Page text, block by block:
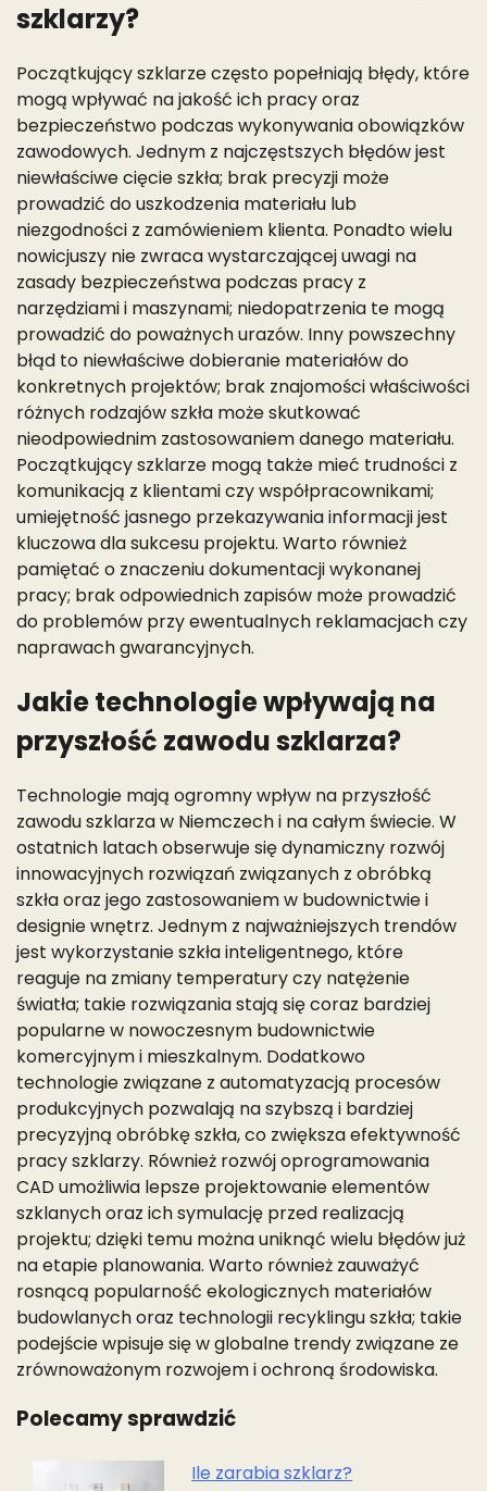
szklarzy?
Początkujący szklarze często popełniają błędy, które
mogą wpływać na jakość ich pracy oraz
bezpieczeństwo podczas wykonywania obowiązków
zawodowych. Jednym z najczęstszych błędów jest
niewłaściwe cięcie szkła; brak precyzji może
prowadzić do uszkodzenia materiału lub
niezgodności z zamówieniem klienta. Ponadto wielu
nowicjuszy nie zwraca wystarczającej uwagi na
zasady bezpieczeństwa podczas pracy z
narzędziami i maszynami; niedopatrzenia te mogą
prowadzić do poważnych urazów. Inny powszechny
błąd to niewłaściwe dobieranie materiałów do
konkretnych projektów; brak znajomości właściwości
różnych rodzajów szkła może skutkować
nieodpowiednim zastosowaniem danego materiału.
Początkujący szklarze mogą także mieć trudności z
komunikacją z klientami czy współpracownikami;
umiejętność jasnego przekazywania informacji jest
kluczowa dla sukcesu projektu. Warto również
pamiętać o znaczeniu dokumentacji wykonanej
pracy; brak odpowiednich zapisów może prowadzić
do problemów przy ewentualnych reklamacjach czy
naprawach gwarancyjnych.
Jakie technologie wpływają na
przyszłość zawodu szklarza?
Technologie mają ogromny wpływ na przyszłość
zawodu szklarza w Niemczech i na całym świecie. W
ostatnich latach obserwuje się dynamiczny rozwój
innowacyjnych rozwiązań związanych z obróbką
szkła oraz jego zastosowaniem w budownictwie i
designie wnętrz. Jednym z najważniejszych trendów
jest wykorzystanie szkła inteligentnego, które
reaguje na zmiany temperatury czy natężenie
światła; takie rozwiązania stają się coraz bardziej
popularne w nowoczesnym budownictwie
komercyjnym i mieszkalnym. Dodatkowo
technologie związane z automatyzacją procesów
produkcyjnych pozwalają na szybszą i bardziej
precyzyjną obróbkę szkła, co zwiększa efektywność
pracy szklarzy. Również rozwój oprogramowania
CAD umożliwia lepsze projektowanie elementów
szklanych oraz ich symulację przed realizacją
projektu; dzięki temu można uniknąć wielu błędów już
na etapie planowania. Warto również zauważyć
rosnącą popularność ekologicznych materiałów
budowlanych oraz technologii recyklingu szkła; takie
podejście wpisuje się w globalne trendy związane ze
zrównoważonym rozwojem i ochroną środowiska.
Polecamy sprawdzić
Ile zarabia szklarz?